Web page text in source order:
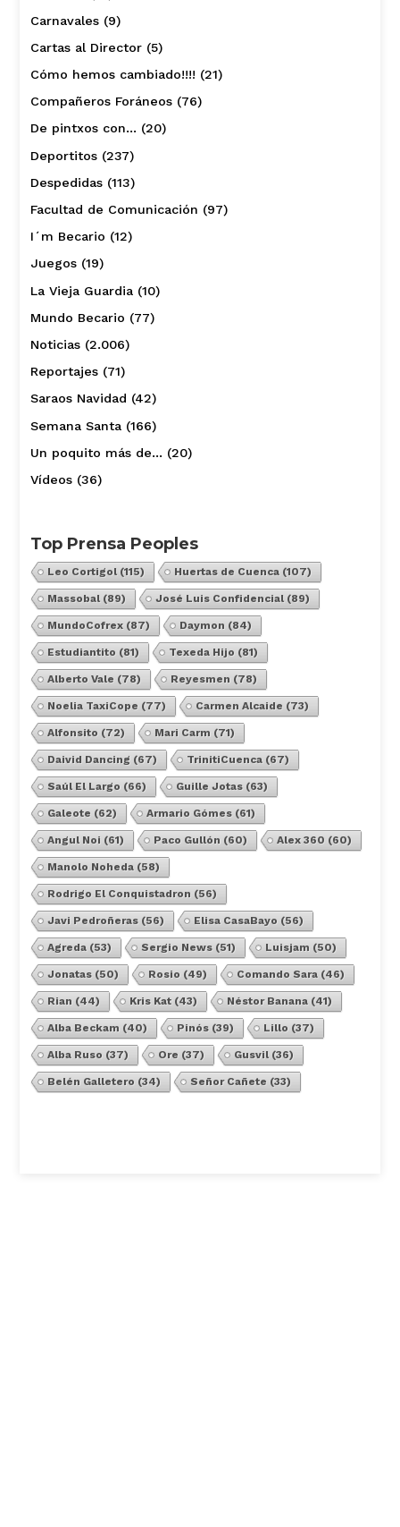
Carnavales(9)
Cartas al Director(5)
Cómo hemos cambiado!!!! (21)
Compañeros Foráneos(76)
De pintxos con… (20)
Deportitos(237)
Despedidas(113)
Facultad de Comunicación (97)
I´m Becario (12)
Juegos(19)
La Vieja Guardia(10)
Mundo Becario (77)
Noticias(2.006)
Reportajes(71)
Saraos Navidad (42)
Semana Santa(166)
Un poquito más de… (20)
Vídeos(36)
Top Prensa Peoples
Leo Cortigol(115) Huertas de Cuenca(107)
Massobal(89) José Luis Confidencial(89)
MundoCofrex(87) Daymon (84)
Estudiantito (81) Texeda Hijo (81)
Alberto Vale (78) Reyesmen (78)
Noelia TaxiCope (77) Carmen Alcaide (73)
Alfonsito (72) Mari Carm (71)
Daivid Dancing (67) TrinitiCuenca(67)
Saúl El Largo (66) Guille Jotas(63)
Galeote (62) Armario Gómes(61)
Angul Noi (61) Paco Gullón (60) Alex 360 (60)
Manolo Noheda(58)
Rodrigo El Conquistadron (56)
Javi Pedroñeras(56) Elisa CasaBayo (56)
Agreda(53) Sergio News(51) Luisjam (50)
Jonatas(50) Rosio (49) Comando Sara(46)
Rian (44) Kris Kat(43) Néstor Banana(41)
Alba Beckam (40) Pinós(39) Lillo (37)
Alba Ruso (37) Ore (37) Gusvil(36)
Belén Galletero (34) Señor Cañete (33)